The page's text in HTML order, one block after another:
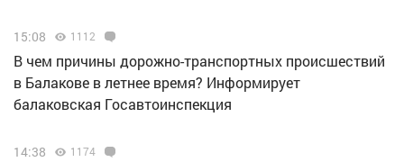
15:08 1112
В чем причины дорожно-транспортных происшествий
в Балакове в летнее время? Информирует
балаковская Госавтоинспекция
14:38 1174